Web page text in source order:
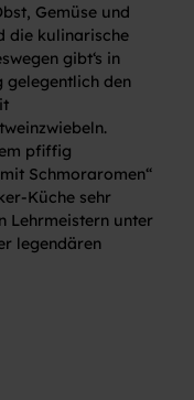
Gemüse und
die kulinarische
gibt‘s in
gelegentlich den
pfiffig
Schmoraromen“
Küche sehr
Lehrmeistern unter
legendären